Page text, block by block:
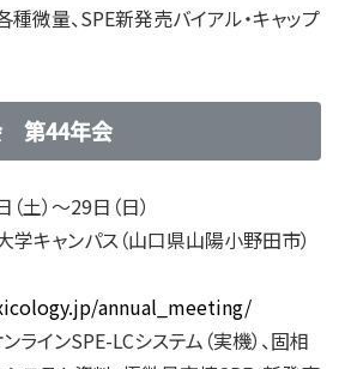
種微量、SPE新発売バイアル・キャップ
第44年会
土）～29日（日）
キャンパス（山口県山陽小野田市）
annual_meeting/
ラインSPE-LCシステム（実機）、固相